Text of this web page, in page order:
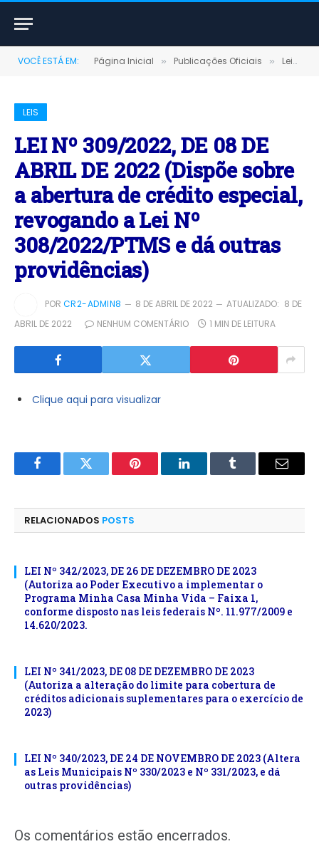
VOCÊ ESTÁ EM: Página Inicial » Publicações Oficiais » Leis
LEIS
LEI Nº 309/2022, DE 08 DE
ABRIL DE 2022 (Dispõe sobre
a abertura de crédito especial,
revogando a Lei Nº
308/2022/PTMS e dá outras
providências)
POR CR2-ADMIN8 8 DE ABRIL DE 2022 ATUALIZADO: 8 DE
ABRIL DE 2022
NENHUM COMENTÁRIO 1 MIN DE LEITURA
Clique aqui para visualizar
FacebookTwitter Pinterest LinkedInTumblr
E-
RELACIONADOS POSTS
LEI Nº 342/2023, DE 26 DE DEZEMBRO DE 2023
(Autoriza ao Poder Executivo a implementar o
Programa Minha Casa Minha Vida – Faixa 1,
conforme disposto nas leis federais Nº. 11.977/2009 e
14.620/2023.
LEI Nº 341/2023, DE 08 DE DEZEMBRO DE 2023
(Autoriza a alteração do limite para cobertura de
créditos adicionais suplementares para o exercício de
2023)
LEI Nº 340/2023, DE 24 DE NOVEMBRO DE 2023 (Altera
as Leis Municipais Nº 330/2023 e Nº 331/2023, e dá
outras providências)
Os comentários estão encerrados.